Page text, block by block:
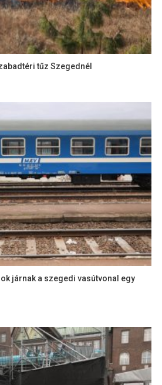
tűz Szegednél
járnak a szegedi vasútvonal egy